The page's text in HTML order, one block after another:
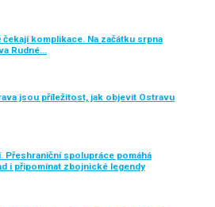
čekají komplikace. Na začátku srpna
Rudné…
jsou příležitost, jak objevit Ostravu
Přeshraniční spolupráce pomáhá
i připomínat zbojnické legendy